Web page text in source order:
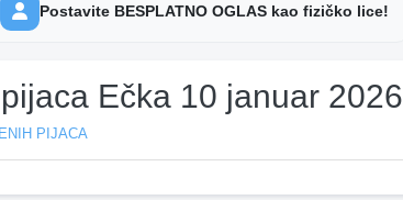
Postavite BESPLATNO OGLAS kao fizičko lice!
Ečka 10 januar 2026
PIJACA